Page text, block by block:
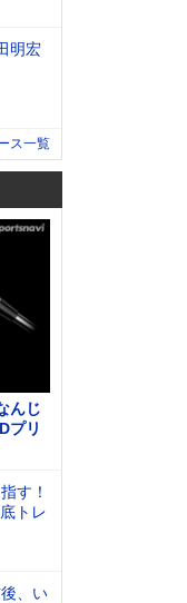
明宏
ス一覧
んじ
プリ
す！
トレ
、い